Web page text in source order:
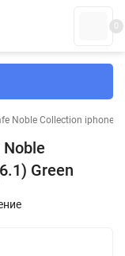
0
Noble Collection iphone
Green